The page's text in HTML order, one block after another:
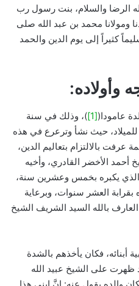
الرضا والسلام، بنت رسول رب
ومولانا محمد بن عبد الله صلى
كثيراً إلى يوم الدين والحمد
وأولاده:
عامودا([1]
)، وذلك في سنة
1363للهجرة الموافق لعام 1944 للميلاد، حيث نشأ وترعرع في هذه
عرفت بالالتزام بتعاليم الدين،
أحمد الأخضر القادري، وأخيه
الذي يكبره بخمس وعشرين سنة،
بقرابة العشر سنوات، وبرعاية
بالله السيد الشريف الشيخ
أبنائه، فكان يأخذهم بالشدة
ظهرت على الشيخ عبيد الله